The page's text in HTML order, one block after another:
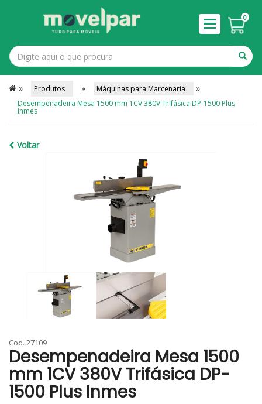
0
» Produtos » Máquinas para Marcenaria »
Desempenadeira Mesa 1500 mm 1CV 380V Trifásica DP-1500 Plus
Inmes
Voltar
Cod. 27109
Desempenadeira Mesa 1500
mm 1CV 380V Trifásica DP-
1500 Plus Inmes